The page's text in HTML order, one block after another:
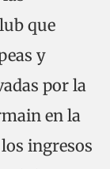
que
y
por la
en la
ingresos